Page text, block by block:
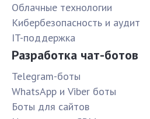
Облачные технологии
Кибербезопасность и аудит
IT-поддержка
Разработка чат-ботов
Telegram-боты
WhatsApp и Viber боты
Боты для сайтов